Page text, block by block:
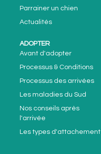
Parrainer un chien
Actualités
ADOPTER
Avant d'adopter
Processus & Conditions
Processus des arrivées
Les maladies du Sud
Nos conseils après
l'arrivée
Les types d'attachement